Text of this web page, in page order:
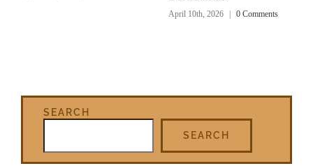
April 10th, 2026 0 Comments
SEARCH
SEARCH